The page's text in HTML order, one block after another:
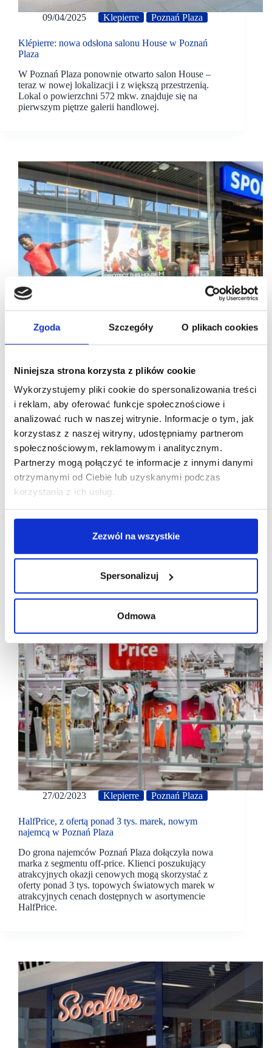
Zgoda Szczegóły O plikach cookies
Niniejsza strona korzysta z plików cookie
Wykorzystujemy pliki cookie do spersonalizowania treści
i reklam, aby oferować funkcje społecznościowe i
analizować ruch w naszej witrynie. Informacje o tym, jak
korzystasz z naszej witryny, udostępniamy partnerom
społecznościowym, reklamowym i analitycznym.
Partnerzy mogą połączyć te informacje z innymi danymi
otrzymanymi od Ciebie lub uzyskanymi podczas
korzystania z ich usług.
Zezwól na wszystkie
Spersonalizuj
Odmowa
09/04/2025 Klepierre Poznań Plaza
Klépierre: nowa odsłona salonu House w Poznań
Plaza
W Poznań Plaza ponownie otwarto salon House –
teraz w nowej lokalizacji i z większą przestrzenią.
Lokal o powierzchni 572 mkw. znajduje się na
pierwszym piętrze galerii handlowej.
05/10/2023 Poznań Plaza
Mocny debiut sportowej marki w Poznań Plaza
Grono najemców Poznań Plaza powiększyło się o
markę z branży sportowej i fitness. Brytyjska firma
Sports Direct otworzyła w poznańskim centrum salon
o powierzchni 1060 m kw.
27/02/2023 Klepierre Poznań Plaza
HalfPrice, z ofertą ponad 3 tys. marek, nowym
najemcą w Poznań Plaza
Do grona najemców Poznań Plaza dołączyła nowa
marka z segmentu off-price. Klienci poszukujący
atrakcyjnych okazji cenowych mogą skorzystać z
oferty ponad 3 tys. topowych światowych marek w
atrakcyjnych cenach dostępnych w asortymencie
HalfPrice.